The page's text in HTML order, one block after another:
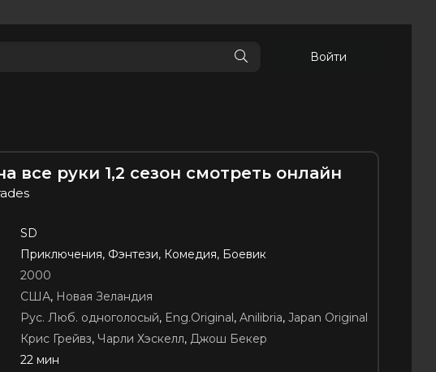
Войти
все руки 1,2 сезон смотреть онлайн
SD
Приключения, Фэнтези, Комедия, Боевик
2000
США, Новая Зеландия
Рус. Люб. одноголосый, Eng.Original, Anilibria, Japan Original
Крис Грейвз, Чарли Хэскелл, Джош Бекер
22 мин